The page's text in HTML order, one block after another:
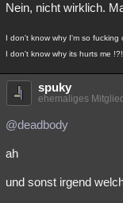
Nein, nicht wirklich.
I don't know why I'm so fucking
I don't know why its hurts me !?!
spuky
ehemaliges Mitglied
@deadbody
ah
und sonst irgend